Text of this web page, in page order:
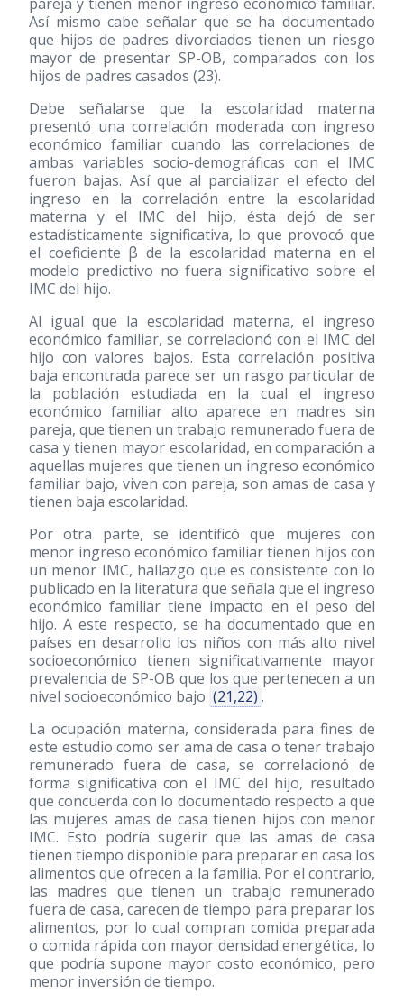
Así mismo cabe señalar que se ha documentado
que hijos de padres divorciados tienen un riesgo
mayor de presentar SP-OB, comparados con los
hijos de padres casados (23).
Debe señalarse que la escolaridad materna
presentó una correlación moderada con ingreso
económico familiar cuando las correlaciones de
ambas variables socio-demográficas con el IMC
fueron bajas. Así que al parcializar el efecto del
ingreso en la correlación entre la escolaridad
materna y el IMC del hijo, ésta dejó de ser
estadísticamente significativa, lo que provocó que
el coeficiente β de la escolaridad materna en el
modelo predictivo no fuera significativo sobre el
IMC del hijo.
Al igual que la escolaridad materna, el ingreso
económico familiar, se correlacionó con el IMC del
hijo con valores bajos. Esta correlación positiva
baja encontrada parece ser un rasgo particular de
la población estudiada en la cual el ingreso
económico familiar alto aparece en madres sin
pareja, que tienen un trabajo remunerado fuera de
casa y tienen mayor escolaridad, en comparación a
aquellas mujeres que tienen un ingreso económico
familiar bajo, viven con pareja, son amas de casa y
tienen baja escolaridad.
Por otra parte, se identificó que mujeres con
menor ingreso económico familiar tienen hijos con
un menor IMC, hallazgo que es consistente con lo
publicado en la literatura que señala que el ingreso
económico familiar tiene impacto en el peso del
hijo. A este respecto, se ha documentado que en
países en desarrollo los niños con más alto nivel
socioeconómico tienen significativamente mayor
prevalencia de SP-OB que los que pertenecen a un
nivel socioeconómico bajo (21,22) .
La ocupación materna, considerada para fines de
este estudio como ser ama de casa o tener trabajo
remunerado fuera de casa, se correlacionó de
forma significativa con el IMC del hijo, resultado
que concuerda con lo documentado respecto a que
las mujeres amas de casa tienen hijos con menor
IMC. Esto podría sugerir que las amas de casa
tienen tiempo disponible para preparar en casa los
alimentos que ofrecen a la familia. Por el contrario,
las madres que tienen un trabajo remunerado
fuera de casa, carecen de tiempo para preparar los
alimentos, por lo cual compran comida preparada
o comida rápida con mayor densidad energética, lo
que podría supone mayor costo económico, pero
menor inversión de tiempo.